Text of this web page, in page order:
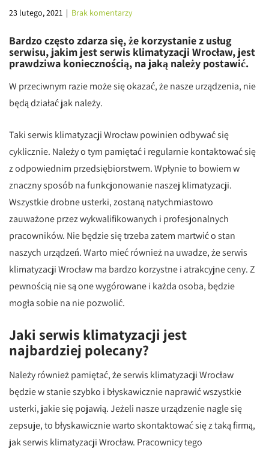
23 lutego, 2021 | Brak komentarzy
Bardzo często zdarza się, że korzystanie z usług
serwisu, jakim jest serwis klimatyzacji Wrocław, jest
prawdziwa koniecznością, na jaką należy postawić.
W przeciwnym razie może się okazać, że nasze urządzenia, nie
będą działać jak należy.
Taki serwis klimatyzacji Wrocław powinien odbywać się
cyklicznie. Należy o tym pamiętać i regularnie kontaktować się
z odpowiednim przedsiębiorstwem. Wpłynie to bowiem w
znaczny sposób na funkcjonowanie naszej klimatyzacji.
Wszystkie drobne usterki, zostaną natychmiastowo
zauważone przez wykwalifikowanych i profesjonalnych
pracowników. Nie będzie się trzeba zatem martwić o stan
naszych urządzeń. Warto mieć również na uwadze, że serwis
klimatyzacji Wrocław ma bardzo korzystne i atrakcyjne ceny. Z
pewnością nie są one wygórowane i każda osoba, będzie
mogła sobie na nie pozwolić.
Jaki serwis klimatyzacji jest
najbardziej polecany?
Należy również pamiętać, że serwis klimatyzacji Wrocław
będzie w stanie szybko i błyskawicznie naprawić wszystkie
usterki, jakie się pojawią. Jeżeli nasze urządzenie nagle się
zepsuje, to błyskawicznie warto skontaktować się z taką firmą,
jak serwis klimatyzacji Wrocław. Pracownicy tego